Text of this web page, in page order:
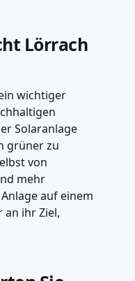
Lörrach
wichtiger
Solaranlage
grüner zu
von
mehr
auf einem
an ihr Ziel,